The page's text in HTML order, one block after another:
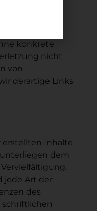
der
konkrete
nicht
von
derartige Links
erstellten Inhalte
dem
jede Art der
des